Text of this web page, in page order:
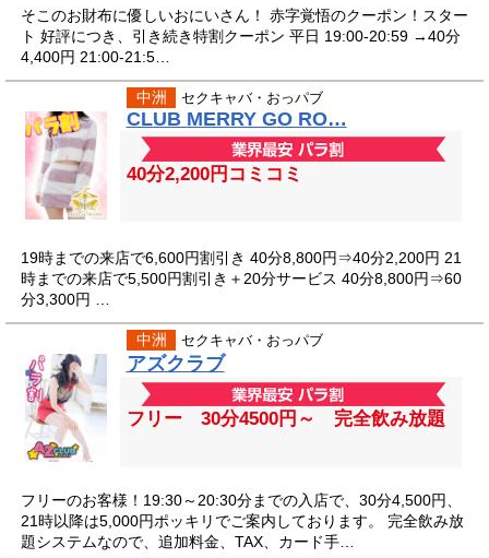
そこのお財布に優しいおにいさん！ 赤字覚悟のクーポン！スター
ト 好評につき、引き続き特割クーポン 平日 19:00-20:59 →40分
4,400円 21:00-21:5…
中洲 セクキャバ・おっパブ
CLUB MERRY GO RO…
40分2,200円コミコミ
19時までの来店で6,600円割引き 40分8,800円⇒40分2,200円 21
時までの来店で5,500円割引き＋20分サービス 40分8,800円⇒60
分3,300円 …
中洲 セクキャバ・おっパブ
アズクラブ
フリー 30分4500円～ 完全飲み放題
フリーのお客様！19:30～20:30分までの入店で、30分4,500円、
21時以降は5,000円ポッキリでご案内しております。 完全飲み放
題システムなので、追加料金、TAX、カード手…